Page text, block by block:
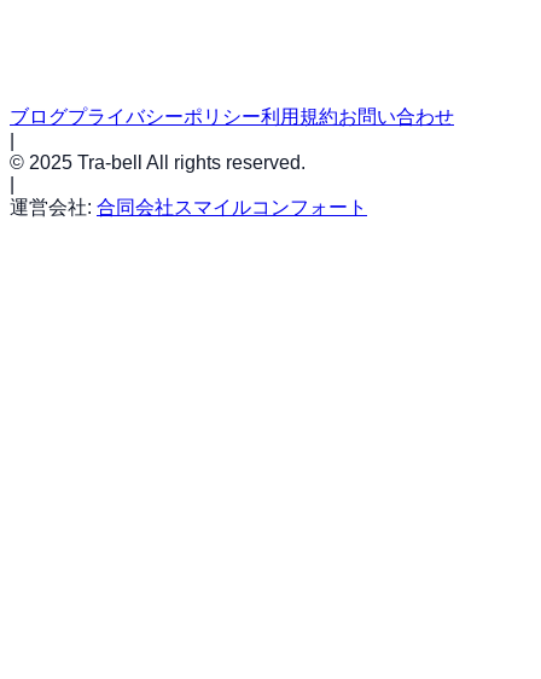
ブログプライバシーポリシー利用規約お問い合わせ
© 2025 Tra-bell All rights reserved.
運営会社: 合同会社スマイルコンフォート